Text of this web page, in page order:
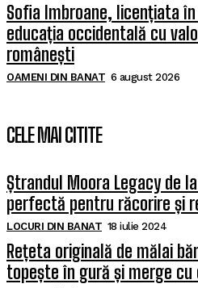
Sofia Imbroane, licențiata
educația occidentală cu
românești
OAMENI DIN BANAT 6 august 2026
CELE MAI CITITE
Ștrandul Moora Legacy de
perfectă pentru răcorire și
LOCURI DIN BANAT 18 iulie 2024
Rețeta originală de mălai
topește în gură și merge cu